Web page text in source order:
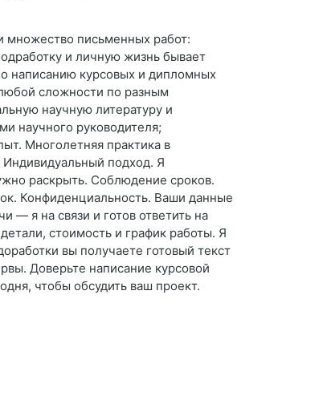
множество письменных работ:
и личную жизнь бывает
написанию курсовых и дипломных
сложности по разным
научную литературу и
научного руководителя;
Многолетняя практика в
Индивидуальный подход. Я
раскрыть. Соблюдение сроков.
Конфиденциальность. Ваши данные
— я на связи и готов ответить на
стоимость и график работы. Я
вы получаете готовый текст
Доверьте написание курсовой
чтобы обсудить ваш проект.